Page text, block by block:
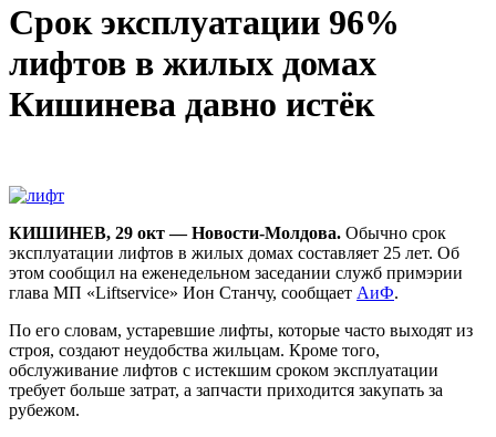
Срок эксплуатации 96%
лифтов в жилых домах
Кишинева давно истёк
КИШИНЕВ, 29 окт — Новости-Молдова. Обычно срок
эксплуатации лифтов в жилых домах составляет 25 лет. Об
этом сообщил на еженедельном заседании служб примэрии
глава МП «Liftservice» Ион Станчу, сообщает АиФ.
По его словам, устаревшие лифты, которые часто выходят из
строя, создают неудобства жильцам. Кроме того,
обслуживание лифтов с истекшим сроком эксплуатации
требует больше затрат, а запчасти приходится закупать за
рубежом.